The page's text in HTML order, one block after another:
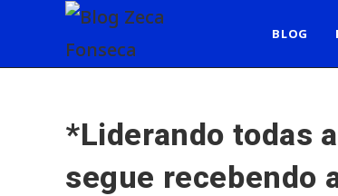
BLOG
*Liderando todas
segue recebendo